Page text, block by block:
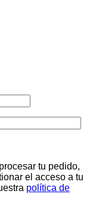
tu pedido,
el acceso a tu
política de